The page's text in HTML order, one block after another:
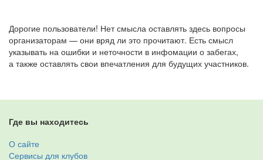
Дорогие пользователи! Нет смысла оставлять здесь вопросы
организаторам — они вряд ли это прочитают. Есть смысл
указывать на ошибки и неточности в инфомации о забегах,
а также оставлять свои впечатления для будущих участников.
Где вы находитесь
О сайте
Сервисы для клубов